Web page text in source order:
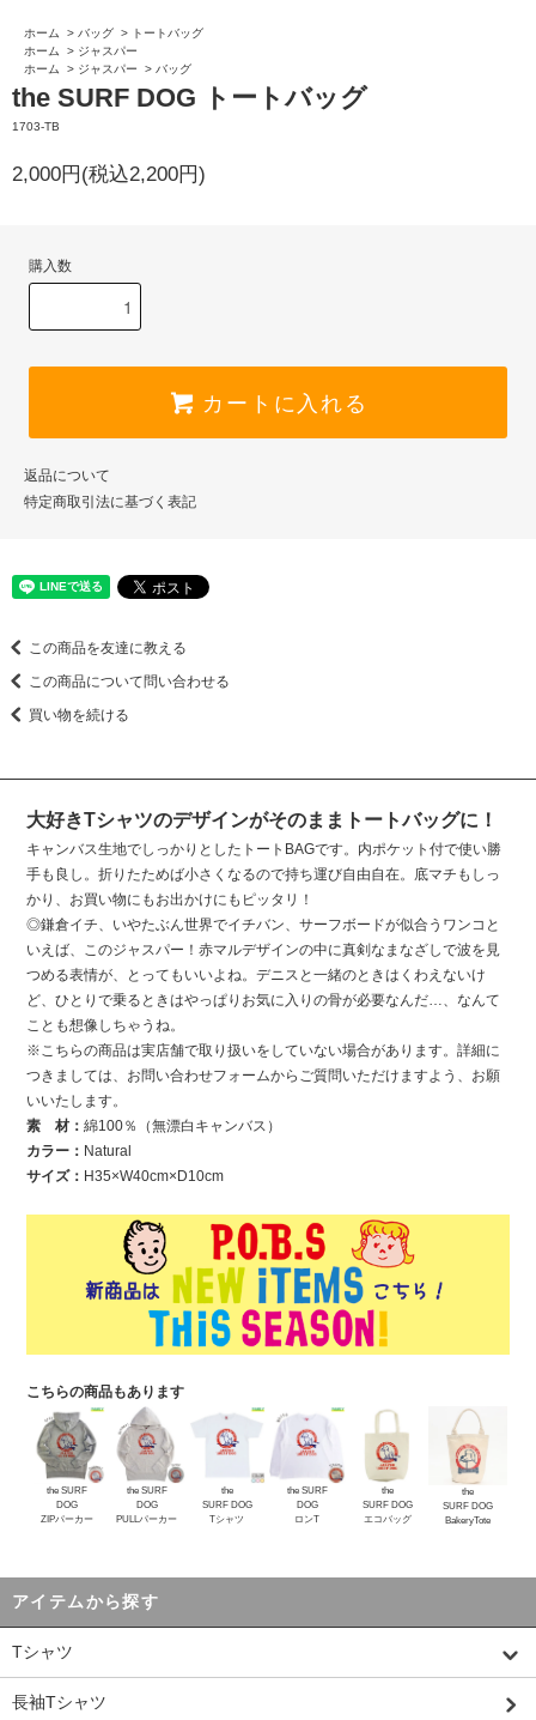
ホーム > バッグ > トートバッグ
ホーム
> ジャスパー
ホーム
> ジャスパー > バッグ
the SURF DOG トートバッグ
1703-TB
2,000円(税込2,200円)
購入数
カートに入れる
返品について
特定商取引法に基づく表記
この商品を友達に教える
この商品について問い合わせる
買い物を続ける
大好きTシャツのデザインがそのままトートバッグに！
キャンバス生地でしっかりとしたトートBAGです。内ポケット付で使い勝
手も良し。折りたためば小さくなるので持ち運び自由自在。底マチもしっ
かり、お買い物にもお出かけにもピッタリ！
◎鎌倉イチ、いやたぶん世界でイチバン、サーフボードが似合うワンコと
いえば、このジャスパー！赤マルデザインの中に真剣なまなざしで波を見
つめる表情が、とってもいいよね。デニスと一緒のときはくわえないけ
ど、ひとりで乗るときはやっぱりお気に入りの骨が必要なんだ…、なんて
ことも想像しちゃうね。
※こちらの商品は実店舗で取り扱いをしていない場合があります。詳細に
つきましては、お問い合わせフォームからご質問いただけますよう、お願
いいたします。
素 材：綿100％（無漂白キャンバス）
カラー： Natural
サイズ： H35×W40cm×D10cm
こちらの商品もあります
the SURF
DOG
ZIPパーカー
the SURF
DOG
PULLパーカー
the
SURF DOG
Tシャツ
the SURF
DOG
ロンT
the
SURF DOG
エコバッグ
the
SURF DOG
BakeryTote
アイテムから探す
Tシャツ
長袖Tシャツ